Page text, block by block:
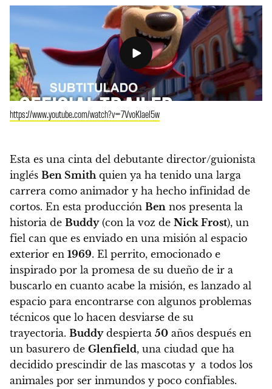
https://www.youtube.com/watch?v=7VvoKIael5w
Esta es una cinta del debutante director/guionista
inglés Ben Smith quien ya ha tenido una larga
carrera como animador y ha hecho infinidad de
cortos. En esta producción Ben nos presenta la
historia de Buddy(con la voz de Nick Frost), un
fiel can que es enviado en una misión al espacio
exterior en 1969. El perrito, emocionado e
inspirado por la promesa de su dueño de ir a
buscarlo en cuanto acabe la misión, es lanzado al
espacio para encontrarse con algunos problemas
técnicos que lo hacen desviarse de su
trayectoria. Buddydespierta 50 años después en
un basurero de Glenfield, una ciudad que ha
decidido prescindir de las mascotas y a todos los
animales por ser inmundos y poco confiables.